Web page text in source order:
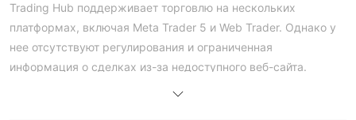
Trading Hub поддерживает торговлю на нескольких
платформах, включая Meta Trader 5 и Web Trader. Однако у
нее отсутствуют регулирования и ограниченная
информация о сделках из-за недоступного веб-сайта.